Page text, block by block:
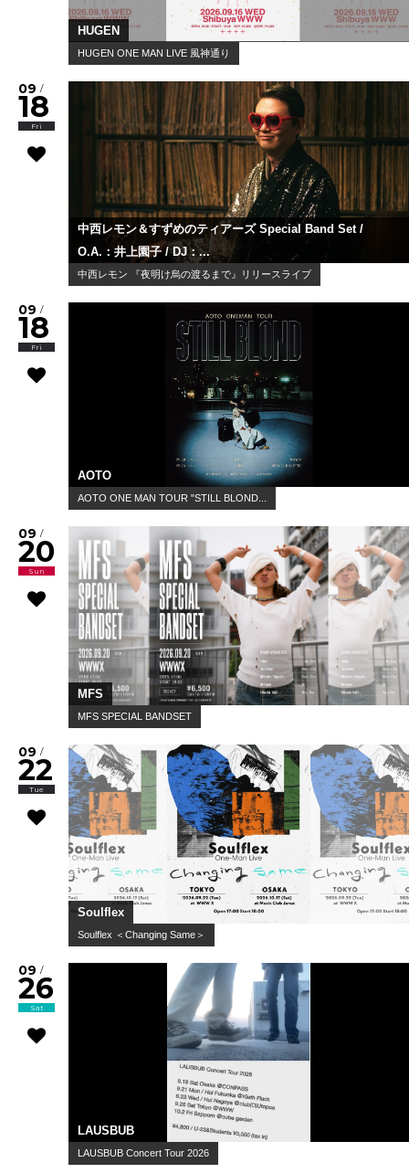
HUGEN
HUGEN ONE MAN LIVE 風神通り
09 /
18
Fri
中西レモン＆すずめのティアーズ Special Band Set /
O.A.：井上園子 / DJ：...
中西レモン 『夜明け烏の渡るまで』リリースライブ
09 /
18
Fri
AOTO
AOTO ONE MAN TOUR "STILL BLOND...
09 /
20
Sun
MFS
MFS SPECIAL BANDSET
09 /
22
Tue
Soulflex
Soulflex ＜Changing Same＞
09 /
26
Sat
LAUSBUB
LAUSBUB Concert Tour 2026